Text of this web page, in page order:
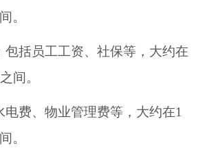
。
括员工工资、社保等，大约在
间。
费、物业管理费等，大约在1
。